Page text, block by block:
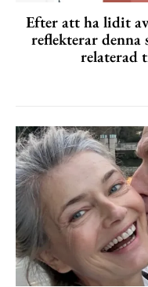
Efter att ha lidit
reflekterar denna
relaterad